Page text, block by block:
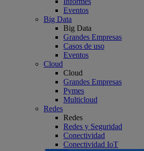
Eventos
Big Data
Big Data
Grandes Empresas
Casos de uso
Eventos
Cloud
Cloud
Grandes Empresas
Pymes
Multicloud
Redes
Redes
Redes y Seguridad
Conectividad
Conectividad IoT